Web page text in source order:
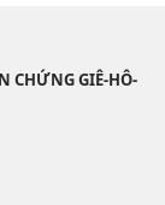
CHỨNG GIÊ-HÔ-